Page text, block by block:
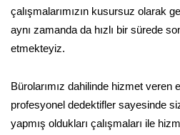
çalışmalarımızın kusursuz olarak
aynı zamanda da hızlı bir sürede
etmekteyiz.
Bürolarımız dahilinde hizmet veren
profesyonel dedektifler sayesinde
yapmış oldukları çalışmaları ile